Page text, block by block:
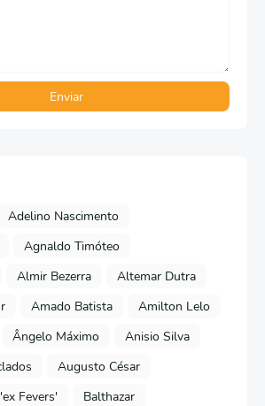
Adelino Nascimento
Agnaldo Timóteo
Almir Bezerra
Altemar Dutra
Amado Batista
Amilton Lelo
Ângelo Máximo
Anisio Silva
Augusto César
Fevers'
Balthazar